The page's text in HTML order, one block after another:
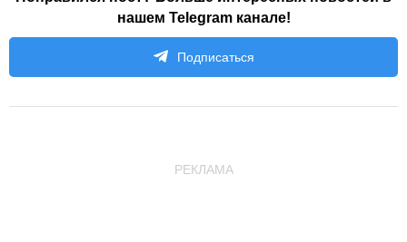
нашем Telegram канале!
Подписаться
РЕКЛАМА